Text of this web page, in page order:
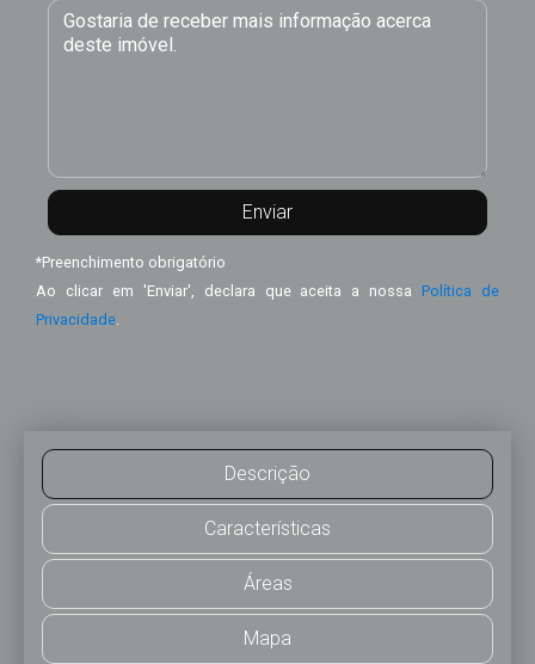
*Preenchimento obrigatório
Ao clicar em 'Enviar', declara que aceita a nossaPolítica de
Privacidade
Descrição
Características
Áreas
Mapa